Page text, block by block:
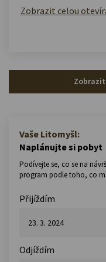
Zobrazit celou
Vaše Litomyšl:
Naplánujte si pobyt
Podívejte se, co se na
program podle toho, co
Přijíždím
Odjíždím